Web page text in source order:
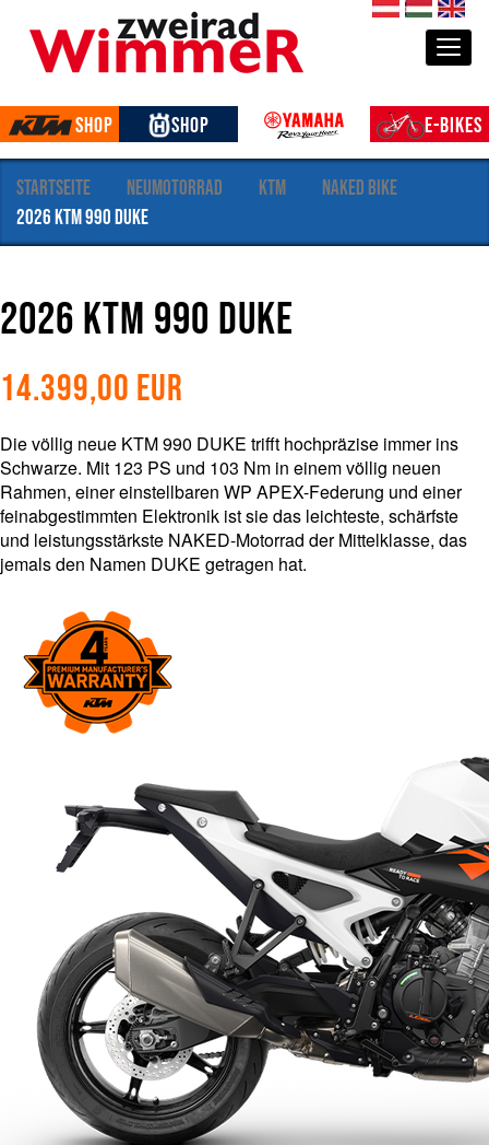
de hu en
n
e
n
Shop Shop E-Bikes
Startseite Neumotorrad KTM
Naked Bike
2026 KTM 990 Duke
2026 KTM 990 Duke
14.399,00 EUR
Die völlig neue KTM 990 DUKE trifft hochpräzise immer ins
Schwarze. Mit 123 PS und 103 Nm in einem völlig neuen
Rahmen, einer einstellbaren WP APEX-Federung und einer
feinabgestimmten Elektronik ist sie das leichteste, schärfste
und leistungsstärkste NAKED-Motorrad der Mittelklasse, das
jemals den Namen DUKE getragen hat.